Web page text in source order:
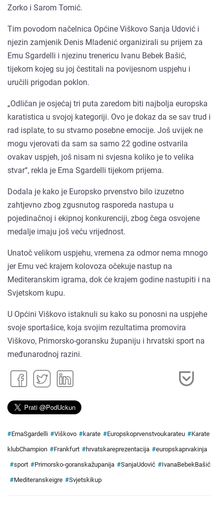
Zorko i Sarom Tomić.
Tim povodom načelnica Općine Viškovo Sanja Udović i
njezin zamjenik Denis Mladenić organizirali su prijem za
Emu Sgardelli i njezinu trenericu Ivanu Bebek Bašić,
tijekom kojeg su joj čestitali na povijesnom uspjehu i
uručili prigodan poklon.
„Odličan je osjećaj tri puta zaredom biti najbolja europska
karatistica u svojoj kategoriji. Ovo je dokaz da se sav trud i
rad isplate, to su stvarno posebne emocije. Još uvijek ne
mogu vjerovati da sam sa samo 22 godine ostvarila
ovakav uspjeh, još nisam ni svjesna koliko je to velika
stvar“, rekla je Ema Sgardelli tijekom prijema.
Dodala je kako je Europsko prvenstvo bilo izuzetno
zahtjevno zbog zgusnutog rasporeda nastupa u
pojedinačnoj i ekipnoj konkurenciji, zbog čega osvojene
medalje imaju još veću vrijednost.
Unatoč velikom uspjehu, vremena za odmor nema mnogo
jer Emu već krajem kolovoza očekuje nastup na
Mediteranskim igrama, dok će krajem godine nastupiti i na
Svjetskom kupu.
U Općini Viškovo istaknuli su kako su ponosni na uspjehe
svoje sportašice, koja svojim rezultatima promovira
Viškovo, Primorsko-goransku županiju i hrvatski sport na
međunarodnoj razini.
#EmaSgardelli #Viškovo #karate #Europskoprvenstvoukarateu #Karate
klubChampion #Frankfurt #hrvatskareprezentacija #europskaprvakinja
#sport #Primorsko-goranskažupanija #SanjaUdović #IvanaBebekBašić
#Mediteranskeigre #Svjetskikup